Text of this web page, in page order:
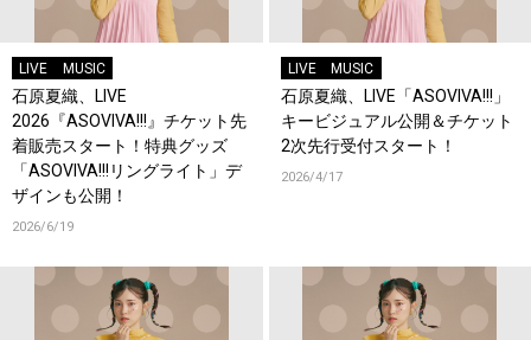
LIVE MUSIC
石原夏織、LIVE
2026『ASOVIVA!!!』チケット先
着販売スタート！特典グッズ
「ASOVIVA!!!リングライト」デ
ザインも公開！
2026/6/19
LIVE MUSIC
石原夏織、LIVE「ASOVIVA!!!」
キービジュアル公開＆チケット
2次先行受付スタート！
2026/4/17